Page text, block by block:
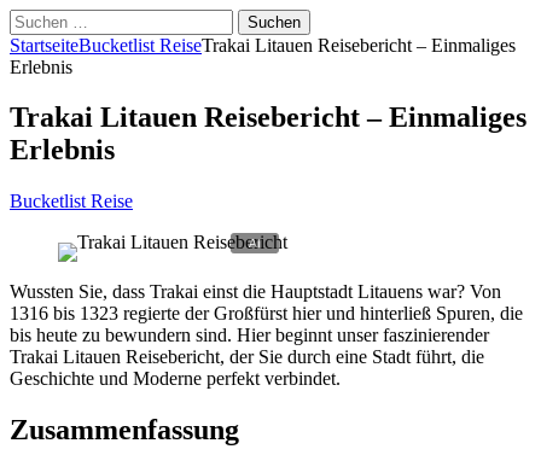
Suchen
nach:
StartseiteBucketlist ReiseTrakai Litauen Reisebericht – Einmaliges
Erlebnis
Trakai Litauen Reisebericht – Einmaliges
Erlebnis
Bucketlist Reise
Wussten Sie, dass Trakai einst die Hauptstadt Litauens war? Von
1316 bis 1323 regierte der Großfürst hier und hinterließ Spuren, die
bis heute zu bewundern sind. Hier beginnt unser faszinierender
Trakai Litauen Reisebericht, der Sie durch eine Stadt führt, die
Geschichte und Moderne perfekt verbindet.
Zusammenfassung